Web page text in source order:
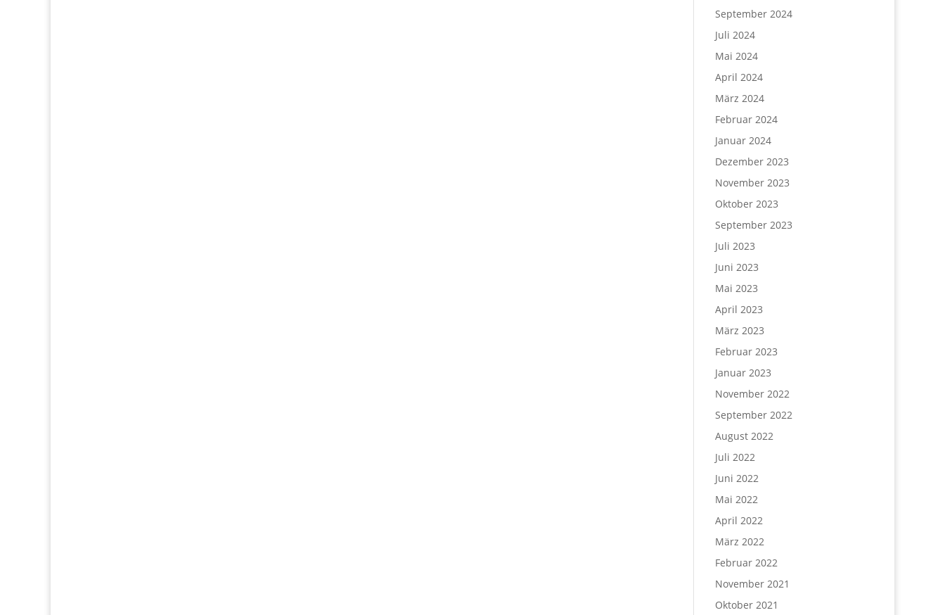
September 2024
Juli 2024
Mai 2024
April 2024
März 2024
Februar 2024
Januar 2024
Dezember 2023
November 2023
Oktober 2023
September 2023
Juli 2023
Juni 2023
Mai 2023
April 2023
März 2023
Februar 2023
Januar 2023
November 2022
September 2022
August 2022
Juli 2022
Juni 2022
Mai 2022
April 2022
März 2022
Februar 2022
November 2021
Oktober 2021